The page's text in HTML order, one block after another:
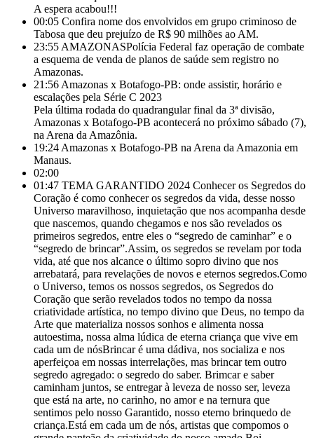
A espera acabou!!!
00:05 Confira nome dos envolvidos em grupo criminoso de
Tabosa que deu prejuízo de R$ 90 milhões ao AM.
23:55 AMAZONASPolícia Federal faz operação de combate
a esquema de venda de planos de saúde sem registro no
Amazonas.
21:56 Amazonas x Botafogo-PB: onde assistir, horário e
escalações pela Série C 2023
Pela última rodada do quadrangular final da 3ª divisão,
Amazonas x Botafogo-PB acontecerá no próximo sábado (7),
na Arena da Amazônia.
19:24 Amazonas x Botafogo-PB na Arena da Amazonia em
Manaus.
02:00
01:47 TEMA GARANTIDO 2024 Conhecer os Segredos do
Coração é como conhecer os segredos da vida, desse nosso
Universo maravilhoso, inquietação que nos acompanha desde
que nascemos, quando chegamos e nos são revelados os
primeiros segredos, entre eles o “segredo de caminhar” e o
“segredo de brincar”.Assim, os segredos se revelam por toda
vida, até que nos alcance o último sopro divino que nos
arrebatará, para revelações de novos e eternos segredos.Como
o Universo, temos os nossos segredos, os Segredos do
Coração que serão revelados todos no tempo da nossa
criatividade artística, no tempo divino que Deus, no tempo da
Arte que materializa nossos sonhos e alimenta nossa
autoestima, nossa alma lúdica de eterna criança que vive em
cada um de nósBrincar é uma dádiva, nos socializa e nos
aperfeiçoa em nossas interrelações, mas brincar tem outro
segredo agregado: o segredo do saber. Brimcar e saber
caminham juntos, se entregar à leveza de nosso ser, leveza
que está na arte, no carinho, no amor e na ternura que
sentimos pelo nosso Garantido, nosso eterno brinquedo de
criança.Está em cada um de nós, artistas que compomos o